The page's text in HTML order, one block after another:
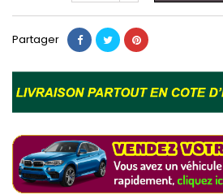
Partager